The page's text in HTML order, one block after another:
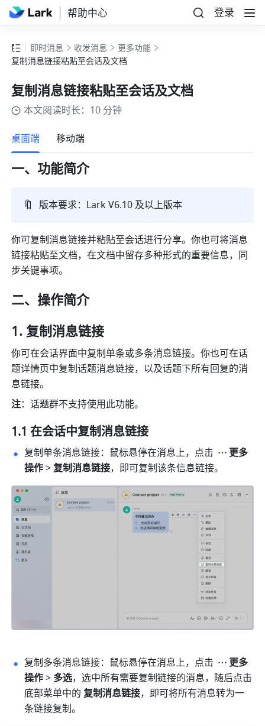
帮助中心 登录
即时消息 收发消息
更多功能
复制消息链接粘贴至会话及文档
复制消息链接粘贴至会话及文档
本文阅读时长：10 分钟
桌面端
移动端
一、功能简介
🔖 版本要求：Lark V6.10 及以上版本
你可复制消息链接并粘贴至会话进行分享。你也可将消息
链接粘贴至文档，在文档中留存多种形式的重要信息，同
步关键事项。
二、操作简介
复制消息链接
你可在会话界面中复制单条或多条消息链接。你也可在话
题详情页中复制话题消息链接，以及话题下所有回复的消
息链接。
注：话题群不支持使用此功能。
1.1 在会话中复制消息链接
复制单条消息链接：鼠标悬停在消息上，点击
更多
操作 > 复制消息链接，即可复制该条信息链接。
复制多条消息链接：鼠标悬停在消息上，点击
更多
操作 > 多选，选中所有需要复制链接的消息，随后点击
底部菜单中的 复制消息链接，即可将所有消息转为一
条链接复制。